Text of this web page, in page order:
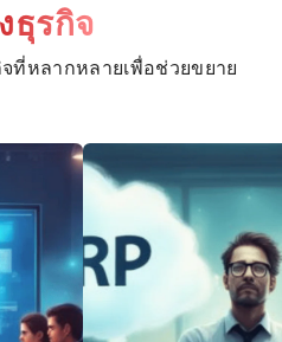
ธุรกิจ
ที่หลากหลายเพื่อช่วยขยาย